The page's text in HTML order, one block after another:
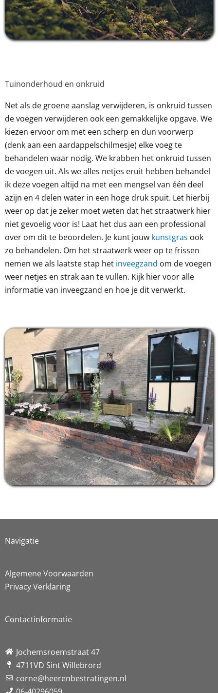
Tuinonderhoud en onkruid
Net als de groene aanslag verwijderen, is onkruid tussen
de voegen verwijderen ook een gemakkelijke opgave. We
kiezen ervoor om met een scherp en dun voorwerp
(denk aan een aardappelschilmesje) elke voeg te
behandelen waar nodig. We krabben het onkruid tussen
de voegen uit. Als we alles netjes eruit hebben behandel
ik deze voegen altijd na met een mengsel van één deel
azijn en 4 delen water in een hoge druk spuit. Let hierbij
weer op dat je zeker moet weten dat het straatwerk hier
niet gevoelig voor is! Laat het dus aan een professional
over om dit te beoordelen. Je kunt jouw kunstgras ook
zo behandelen. Om het straatwerk weer op te frissen
nemen we als laatste stap het inveegzand om de voegen
weer netjes en strak aan te vullen. Kijk hier voor alle
informatie van inveegzand en hoe je dit verwerkt.
Navigatie
Algemene Voorwaarden
Privacy Verklaring
Contactinformatie
Jochemsroemstraat 47
4711VD Sint Willebrord
corne@heerenbestratingen.nl